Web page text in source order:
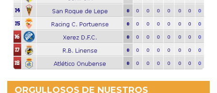
ORGULLOSOS DE NUESTROS